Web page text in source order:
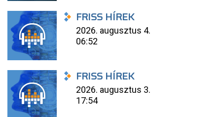
FRISS HÍREK
2026. augusztus 4.
06:52
FRISS HÍREK
2026. augusztus 3.
17:54